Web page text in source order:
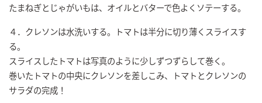
たまねぎとじゃがいもは、オイルとバターで色よくソテーする。
４．クレソンは水洗いする。トマトは半分に切り薄くスライスす
る。
スライスしたトマトは写真のように少しずつずらして巻く。
巻いたトマトの中央にクレソンを差しこみ、トマトとクレソンの
サラダの完成！